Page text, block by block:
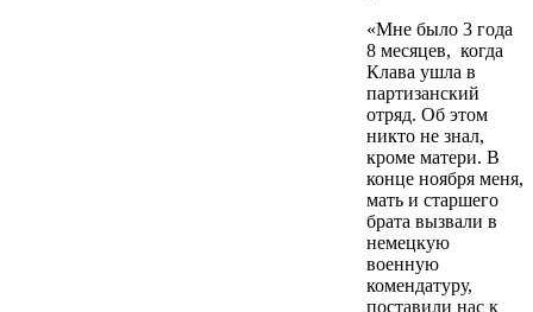
«Мне было 3 года
8 месяцев, когда
Клава ушла в
партизанский
отряд. Об этом
никто не знал,
кроме матери. В
конце ноября меня,
мать и старшего
брата вызвали в
немецкую
военную
комендатуру,
поставили нас к